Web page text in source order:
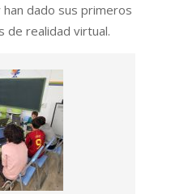
dado sus primeros
de realidad virtual.